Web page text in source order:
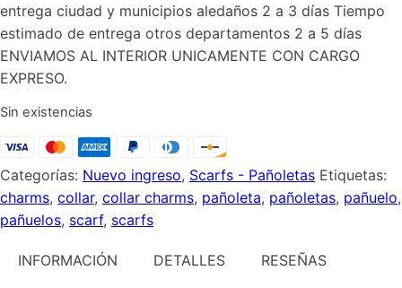
entrega ciudad y municipios aledaños 2 a 3 días Tiempo
estimado de entrega otros departamentos 2 a 5 días
ENVIAMOS AL INTERIOR UNICAMENTE CON CARGO
EXPRESO.
Sin existencias
Categorías: Nuevo ingreso, Scarfs - Pañoletas Etiquetas:
charms, collar, collar charms, pañoleta, pañoletas, pañuelo,
pañuelos, scarf, scarfs
INFORMACIÓN DETALLES RESEÑAS